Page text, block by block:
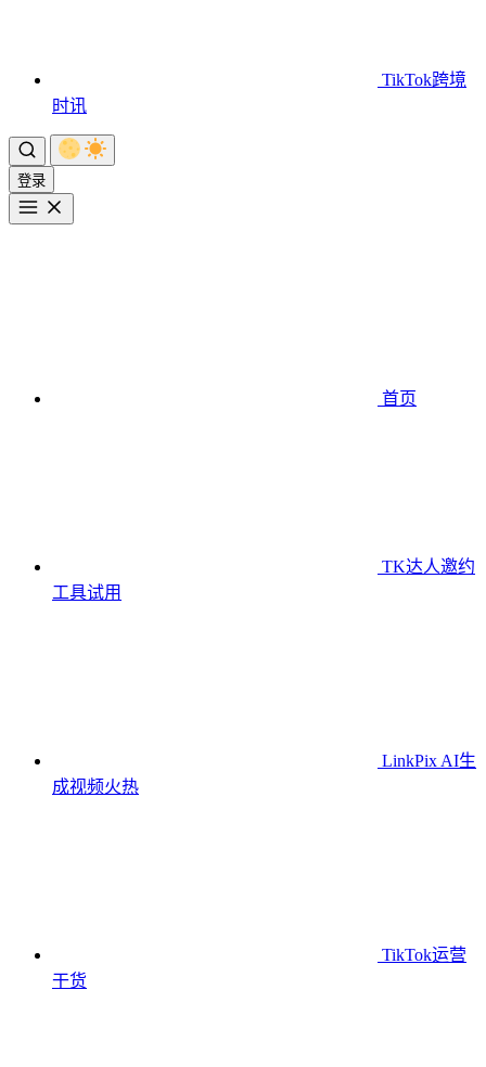
TikTok跨境
时讯
登录
首页
TK达人邀约
工具试用
LinkPix AI生
成视频火热
TikTok运营
干货